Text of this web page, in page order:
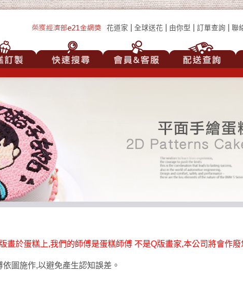
花道家 全球送花 由你型 訂單查詢 聯
畫於蛋糕上,我們的師傅是蛋糕師傅 不是Q版畫家,本公司將會作廢
圖施作,以避免產生認知誤差。